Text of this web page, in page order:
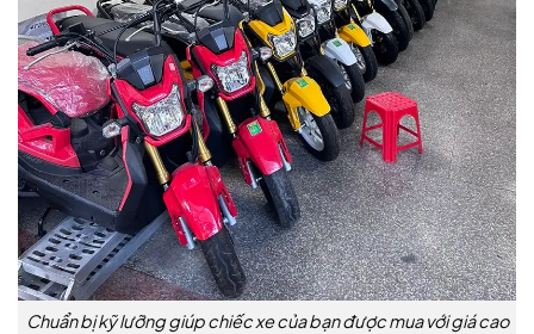
Chuẩn bị kỹ lưỡng giúp chiếc xe của bạn được mua với giá cao